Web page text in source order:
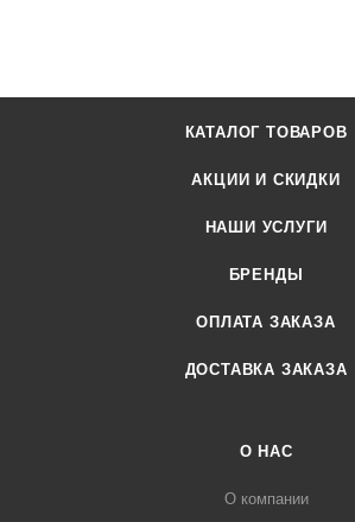
КАТАЛОГ ТОВАРОВ
АКЦИИ И СКИДКИ
НАШИ УСЛУГИ
БРЕНДЫ
ОПЛАТА ЗАКАЗА
ДОСТАВКА ЗАКАЗА
О НАС
О компании